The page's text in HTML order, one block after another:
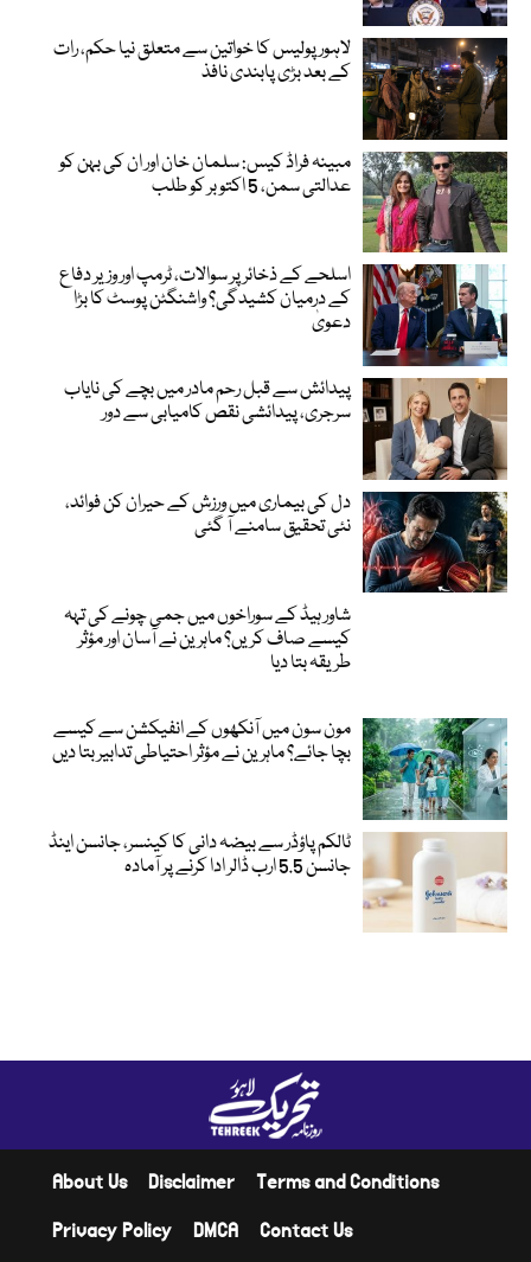
لاہور پولیس کا خواتین سے متعلق نیا حکم، رات
کے بعد بڑی پابندی نافذ
مبینہ فراڈ کیس: سلمان خان اور ان کی بہن کو
عدالتی سمن، 5 اکتوبر کو طلب
اسلحے کے ذخائر پر سوالات، ٹرمپ اور وزیر دفاع
کے درمیان کشیدگی؟ واشنگٹن پوسٹ کا بڑا
دعویٰ
پیدائش سے قبل رحم مادر میں بچے کی نایاب
سرجری، پیدائشی نقص کامیابی سے دور
دل کی بیماری میں ورزش کے حیران کن فوائد،
نئی تحقیق سامنے آ گئی
شاور ہیڈ کے سوراخوں میں جمی چونے کی تہہ
کیسے صاف کریں؟ ماہرین نے آسان اور مؤثر
طریقہ بتا دیا
مون سون میں آنکھوں کے انفیکشن سے کیسے
بچا جائے؟ ماہرین نے مؤثر احتیاطی تدابیر بتا دیں
ٹالکم پاؤڈر سے بیضہ دانی کا کینسر، جانسن اینڈ
جانسن 5.5 ارب ڈالر ادا کرنے پر آمادہ
About Us Disclaimer
Terms and Conditions
Privacy Policy
DMCA Contact Us